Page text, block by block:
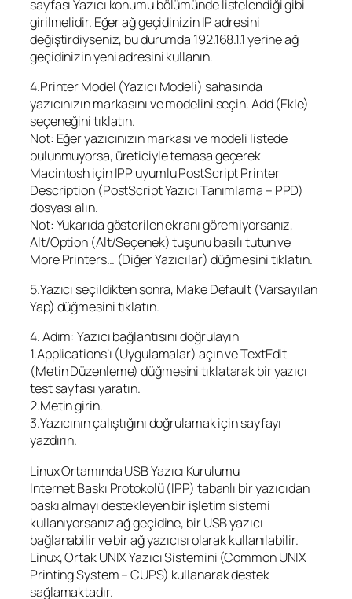
sayfası Yazıcı konumu bölümünde listelendiği gibi
girilmelidir. Eğer ağ geçidinizin IP adresini
değiştirdiyseniz, bu durumda 192.168.1.1 yerine ağ
geçidinizin yeni adresini kullanın.
4.Printer Model (Yazıcı Modeli) sahasında
yazıcınızın markasını ve modelini seçin. Add (Ekle)
seçeneğini tıklatın.
Not: Eğer yazıcınızın markası ve modeli listede
bulunmuyorsa, üreticiyle temasa geçerek
Macintosh için IPP uyumlu PostScript Printer
Description (PostScript Yazıcı Tanımlama – PPD)
dosyası alın.
Not: Yukarıda gösterilen ekranı göremiyorsanız,
Alt/Option (Alt/Seçenek) tuşunu basılı tutun ve
More Printers… (Diğer Yazıcılar) düğmesini tıklatın.
5.Yazıcı seçildikten sonra, Make Default (Varsayılan
Yap) düğmesini tıklatın.
4. Adım: Yazıcı bağlantısını doğrulayın
1.Applications’ı (Uygulamalar) açın ve TextEdit
(Metin Düzenleme) düğmesini tıklatarak bir yazıcı
test sayfası yaratın.
2.Metin girin.
3.Yazıcının çalıştığını doğrulamak için sayfayı
yazdırın.
Linux Ortamında USB Yazıcı Kurulumu
Internet Baskı Protokolü (IPP) tabanlı bir yazıcıdan
baskı almayı destekleyen bir işletim sistemi
kullanıyorsanız ağ geçidine, bir USB yazıcı
bağlanabilir ve bir ağ yazıcısı olarak kullanılabilir.
Linux, Ortak UNIX Yazıcı Sistemini (Common UNIX
Printing System – CUPS) kullanarak destek
sağlamaktadır.